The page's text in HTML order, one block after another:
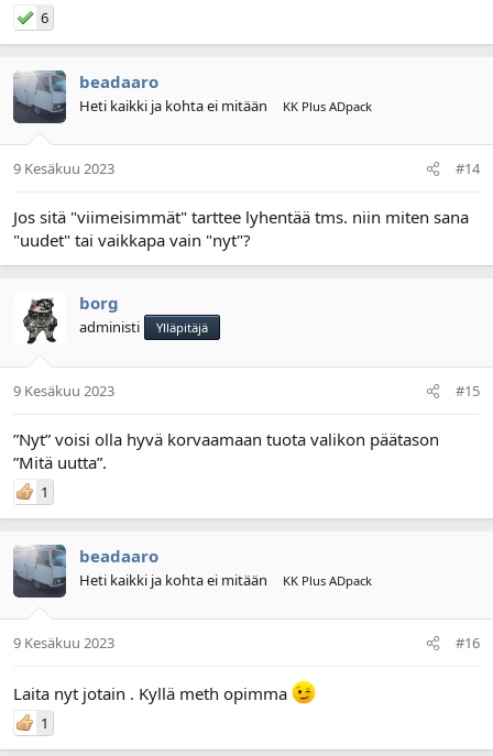
6
beadaaro
Heti kaikki ja kohta ei mitään KK Plus ADpack
9 Kesäkuu 2023 #14
Jos sitä "viimeisimmät" tarttee lyhentää tms. niin miten sana
"uudet" tai vaikkapa vain "nyt"?
borg
administi Ylläpitäjä
9 Kesäkuu 2023 #15
”Nyt” voisi olla hyvä korvaamaan tuota valikon päätason
”Mitä uutta”.
1
beadaaro
Heti kaikki ja kohta ei mitään KK Plus ADpack
9 Kesäkuu 2023 #16
Laita nyt jotain . Kyllä meth opimma
1